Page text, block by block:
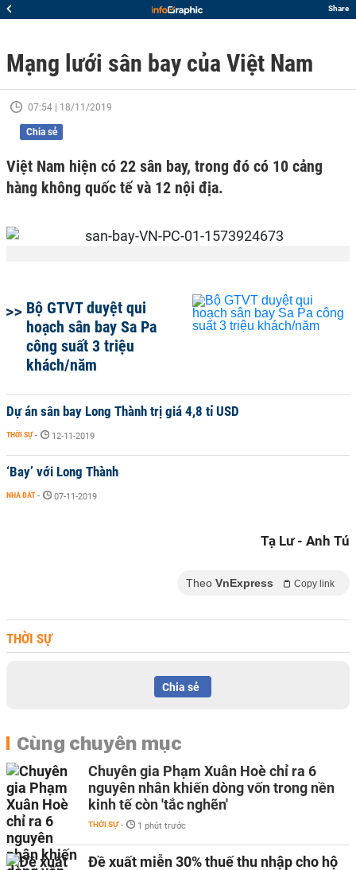
Share
Mạng lưới sân bay của Việt Nam
07:54 | 18/11/2019
Chia sẻ
Việt Nam hiện có 22 sân bay, trong đó có 10 cảng
hàng không quốc tế và 12 nội địa.
Bộ GTVT duyệt qui
hoạch sân bay Sa Pa
công suất 3 triệu
khách/năm
Dự án sân bay Long Thành trị giá 4,8 tỉ USD
THỜI SỰ - 12-11-2019
‘Bay’ với Long Thành
NHÀ ĐẤT - 07-11-2019
Tạ Lư - Anh Tú
Theo VnExpress Copy link
THỜI SỰ
Chia sẻ
Cùng chuyên mục
Chuyên gia Phạm Xuân Hoè chỉ ra 6
nguyên nhân khiến dòng vốn trong nền
kinh tế còn 'tắc nghẽn'
THỜI SỰ - 1 phút trước
Đề xuất miễn 30% thuế thu nhập cho hộ